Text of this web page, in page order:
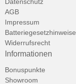
AGB
Impressum
Batteriegesetzhinweise
Widerrufsrecht
Informationen
Bonuspunkte
Showroom